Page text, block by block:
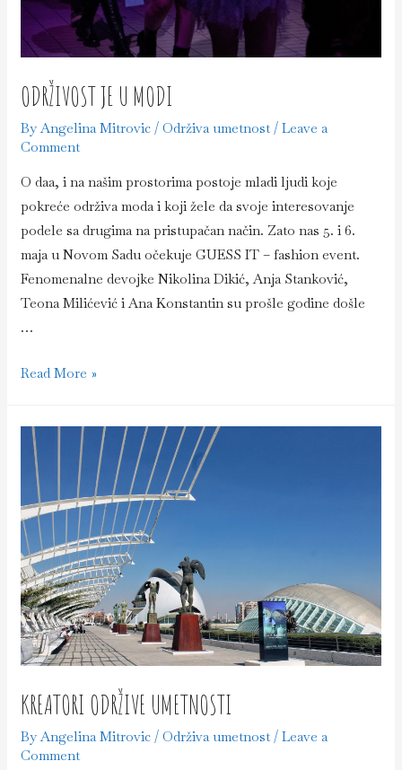
ODRŽIVOST JE U MODI
By Angelina Mitrovic /Održiva umetnost/Leave a
Comment
O daa, i na našim prostorima postoje mladi ljudi koje
pokreće održiva moda i koji žele da svoje interesovanje
podele sa drugima na pristupačan način. Zato nas 5. i 6.
maja u Novom Sadu očekuje GUESS IT – fashion event.
Fenomenalne devojke Nikolina Dikić, Anja Stanković,
Teona Milićević i Ana Konstantin su prošle godine došle
…
Održivost
modi
Read More »
KREATORI ODRŽIVE UMETNOSTI
ByAngelina Mitrovic /Održiva umetnost/Leave a
Comment